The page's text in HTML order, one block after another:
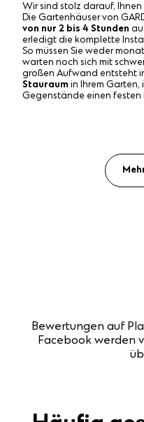
Wir sind stolz darauf, Ihnen
Die Gartenhäuser von
von nur 2 bis 4 Stunden
erledigt die komplette
So müssen Sie weder
warten noch sich mit
großen Aufwand entsteht
Stauraumin Ihrem Garten,
Gegenstände einen festen
Bewertungen auf
Facebook werden